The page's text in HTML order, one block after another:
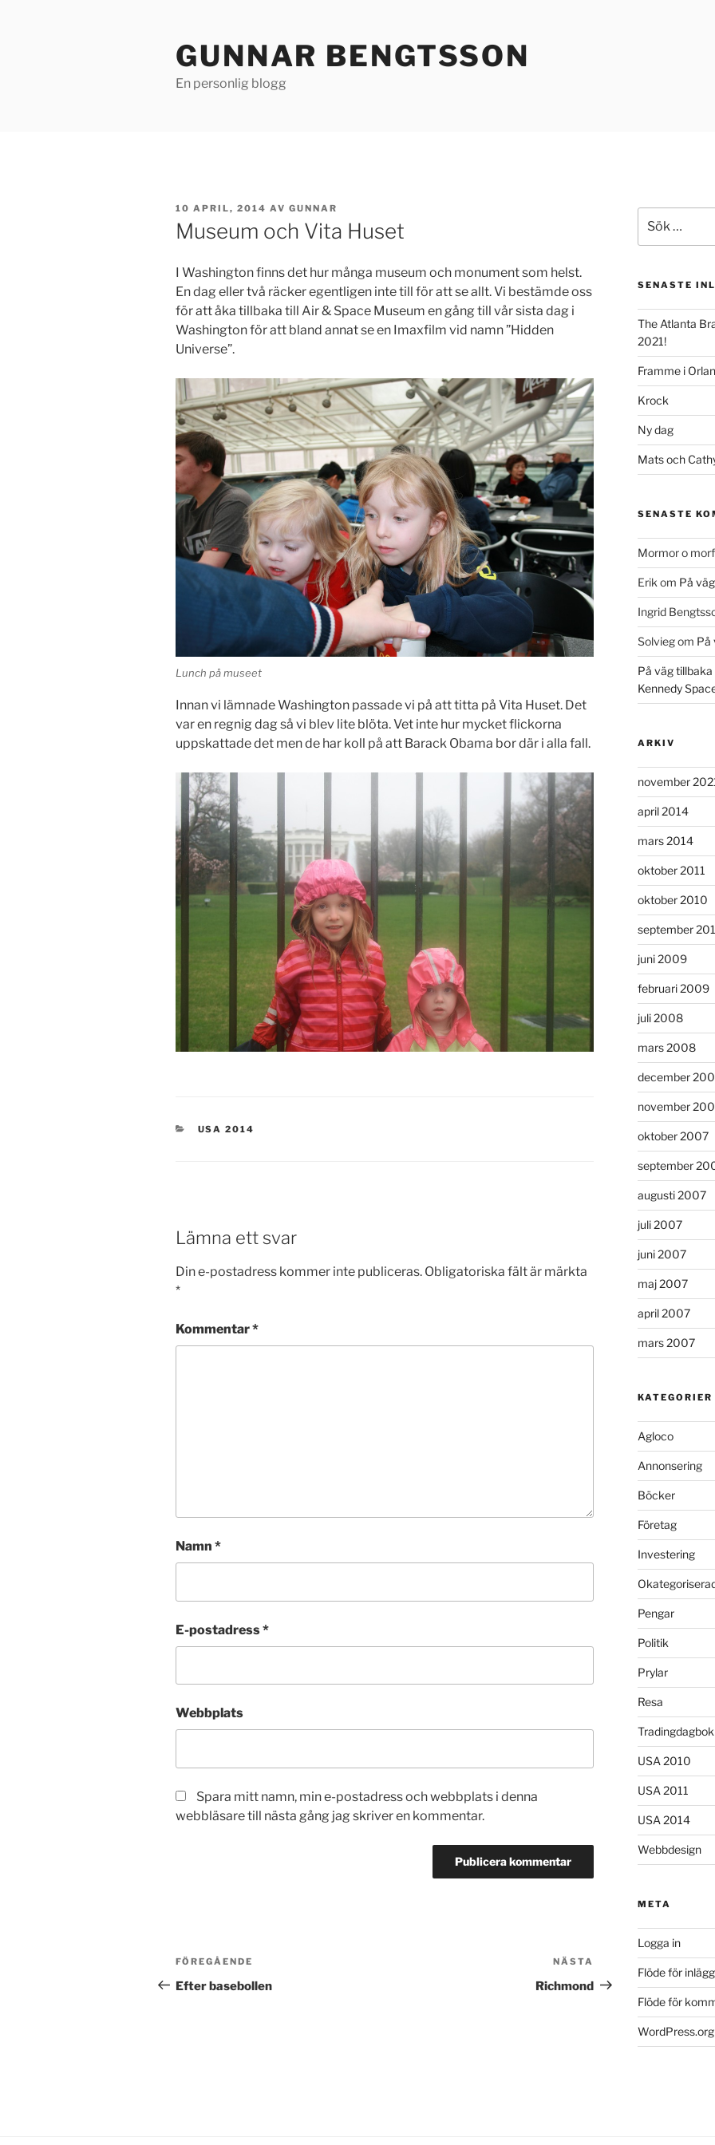
GUNNAR BENGTSSON
En personlig blogg
PUBLICERAT
10 APRIL, 2014 AV GUNNAR
Museum och Vita Huset
I Washington finns det hur många museum och monument som helst.
En dag eller två räcker egentligen inte till för att se allt. Vi bestämde oss
för att åka tillbaka till Air & Space Museum en gång till vår sista dag i
Washington för att bland annat se en Imaxfilm vid namn ”Hidden
Universe”.
Lunch på museet
Innan vi lämnade Washington passade vi på att titta på Vita Huset. Det
var en regnig dag så vi blev lite blöta. Vet inte hur mycket flickorna
uppskattade det men de har koll på att Barack Obama bor där i alla fall.
KATEGORIER
USA 2014
Lämna ett svar
Din e-postadress kommer inte publiceras. Obligatoriska fält är märkta
*
Kommentar*
Namn *
E-postadress*
Webbplats
Spara mitt namn, min e-postadress och webbplats i denna
webbläsare till nästa gång jag skriver en kommentar.
Inläggsnavigering
Föregående
inlägg
FÖREGÅENDE
Efter basebollen
inlägg
NÄSTA
Richmond
efter:
SENASTE
The Atlanta
2021!
Framme i
Krock
Ny dag
Mats och
SENASTE
Mormor o
Erik om På
Ingrid
Solviegom På
På väg
Kennedy
ARKIV
november
april 2014
mars 2014
oktober 2011
oktober 2010
september
juni 2009
februari 2009
juli 2008
mars 2008
december
november
oktober 2007
september
augusti 2007
juli 2007
juni 2007
maj 2007
april 2007
mars 2007
KATEGORIER
Agloco
Annonsering
Böcker
Företag
Investering
Pengar
Politik
Prylar
Resa
Tradingdagbok
USA 2010
USA 2011
USA 2014
Webbdesign
META
Logga in
Flöde för inlägg
Flöde för
WordPress.org